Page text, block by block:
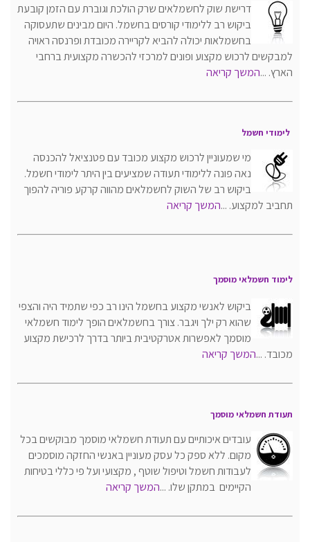
דרישת שוק לחשמלאים שרק הולכת וגוברת עם הזמן קובעת
ביקוש רב ללימודי קורסים בחשמל. היום מבינים שתעסוקה
בחשמלאות יכולה להביא לקריירה מכובדת ופרנסה ראויה
למבקשים לרכוש מקצוע ופונים למרכזי להכשרה מקצועית ברחבי
הארץ. ...המשך קריאה
לימודי חשמל
מי שמעוניין לרכוש מקצוע מכובד עם פטנציאל להכנסה
נאה פונה ללימודי תעודה שמציעים בין היתר לימודי חשמל.
ביקוש רב של השוק לחשמלאים מהווה קרקע פוריה להפוך
תחביב למקצוע. ...המשך קריאה
לימוד חשמלאי מוסמך
ביקוש לאנשי מקצוע בחשמל הינו רב כפי שתמיד היה והצפי
שהוא רק ילך ויגבר. צורך בחשמלאים הופך לימוד חשמלאי
מוסמך לאפשרות אטרקטיבית ביותר בדרך לרכישת מקצוע
מכובד. ...המשך קריאה
תעודת חשמלאי מוסמך
עובדים איכותיים עם תעודת חשמלאי מוסמך מבוקשים בכל
מקום. ללא ספק כל עסק מעוניין באנשי החזקה מוסמכים
לעבודות חשמל וטיפול שוטף , מקצועי ועל פי כללי בטיחות
הקיימים במתקן שלו. ...המשך קריאה